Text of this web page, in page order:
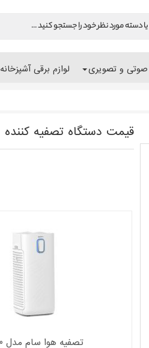
صوتی و تصویری لوازم برقی آشپزخانه
قیمت دستگاه تصفیه کننده
تصفیه هوا سام مدل AP60